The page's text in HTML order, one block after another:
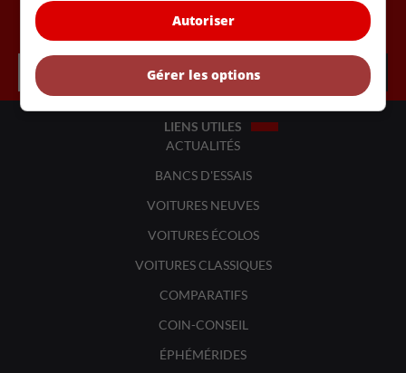
Inscrivez vous à l'infolettre.
LIENS UTILES
ACTUALITÉS
BANCS D'ESSAIS
VOITURES NEUVES
VOITURES ÉCOLOS
VOITURES CLASSIQUES
COMPARATIFS
COIN-CONSEIL
ÉPHÉMÉRIDES
Autoriser
Gérer les options